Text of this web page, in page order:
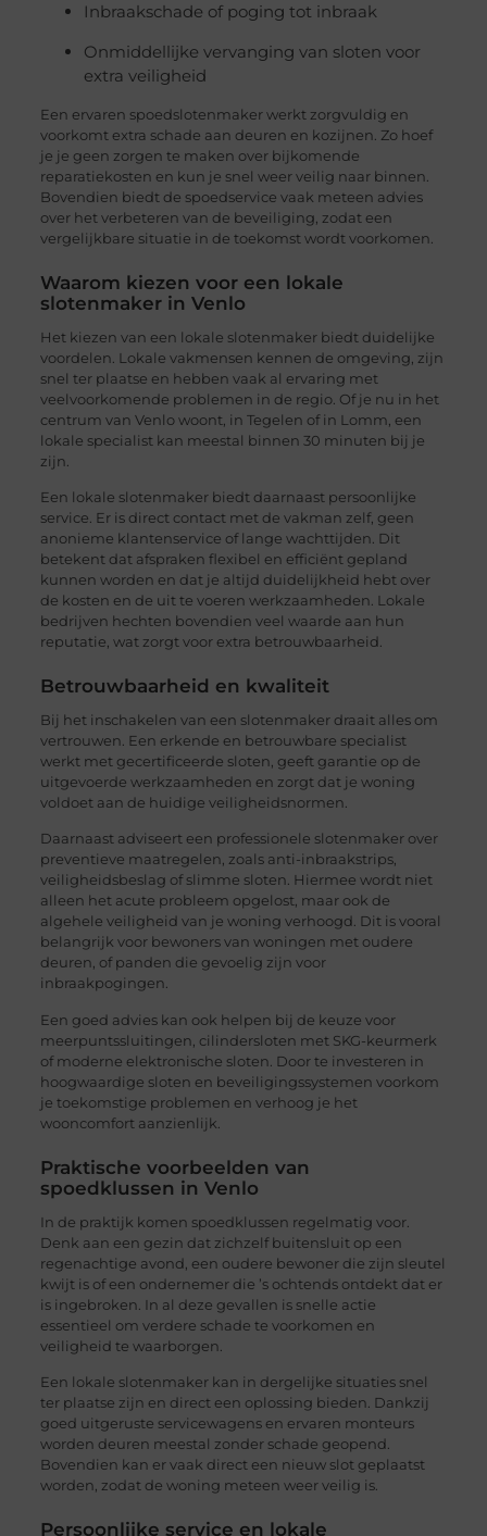
Inbraakschade of poging tot inbraak
Onmiddellijke vervanging van sloten voor
extra veiligheid
Een ervaren spoedslotenmaker werkt zorgvuldig en
voorkomt extra schade aan deuren en kozijnen. Zo hoef
je je geen zorgen te maken over bijkomende
reparatiekosten en kun je snel weer veilig naar binnen.
Bovendien biedt de spoedservice vaak meteen advies
over het verbeteren van de beveiliging, zodat een
vergelijkbare situatie in de toekomst wordt voorkomen.
Waarom kiezen voor een lokale
slotenmaker in Venlo
Het kiezen van een lokale slotenmaker biedt duidelijke
voordelen. Lokale vakmensen kennen de omgeving, zijn
snel ter plaatse en hebben vaak al ervaring met
veelvoorkomende problemen in de regio. Of je nu in het
centrum van Venlo woont, in Tegelen of in Lomm, een
lokale specialist kan meestal binnen 30 minuten bij je
zijn.
Een lokale slotenmaker biedt daarnaast persoonlijke
service. Er is direct contact met de vakman zelf, geen
anonieme klantenservice of lange wachttijden. Dit
betekent dat afspraken flexibel en efficiënt gepland
kunnen worden en dat je altijd duidelijkheid hebt over
de kosten en de uit te voeren werkzaamheden. Lokale
bedrijven hechten bovendien veel waarde aan hun
reputatie, wat zorgt voor extra betrouwbaarheid.
Betrouwbaarheid en kwaliteit
Bij het inschakelen van een slotenmaker draait alles om
vertrouwen. Een erkende en betrouwbare specialist
werkt met gecertificeerde sloten, geeft garantie op de
uitgevoerde werkzaamheden en zorgt dat je woning
voldoet aan de huidige veiligheidsnormen.
Daarnaast adviseert een professionele slotenmaker over
preventieve maatregelen, zoals anti-inbraakstrips,
veiligheidsbeslag of slimme sloten. Hiermee wordt niet
alleen het acute probleem opgelost, maar ook de
algehele veiligheid van je woning verhoogd. Dit is vooral
belangrijk voor bewoners van woningen met oudere
deuren, of panden die gevoelig zijn voor
inbraakpogingen.
Een goed advies kan ook helpen bij de keuze voor
meerpuntssluitingen, cilindersloten met SKG-keurmerk
of moderne elektronische sloten. Door te investeren in
hoogwaardige sloten en beveiligingssystemen voorkom
je toekomstige problemen en verhoog je het
wooncomfort aanzienlijk.
Praktische voorbeelden van
spoedklussen in Venlo
In de praktijk komen spoedklussen regelmatig voor.
Denk aan een gezin dat zichzelf buitensluit op een
regenachtige avond, een oudere bewoner die zijn sleutel
kwijt is of een ondernemer die ’s ochtends ontdekt dat er
is ingebroken. In al deze gevallen is snelle actie
essentieel om verdere schade te voorkomen en
veiligheid te waarborgen.
Een lokale slotenmaker kan in dergelijke situaties snel
ter plaatse zijn en direct een oplossing bieden. Dankzij
goed uitgeruste servicewagens en ervaren monteurs
worden deuren meestal zonder schade geopend.
Bovendien kan er vaak direct een nieuw slot geplaatst
worden, zodat de woning meteen weer veilig is.
Persoonlijke service en lokale